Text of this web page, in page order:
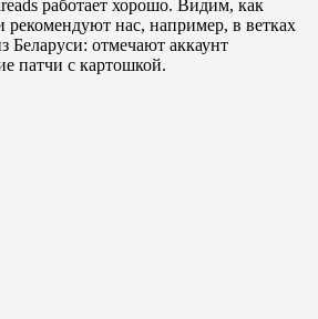
работает хорошо. Видим, как
рекомендуют нас, например, в ветках
Беларуси: отмечают аккаунт
патчи с картошкой.